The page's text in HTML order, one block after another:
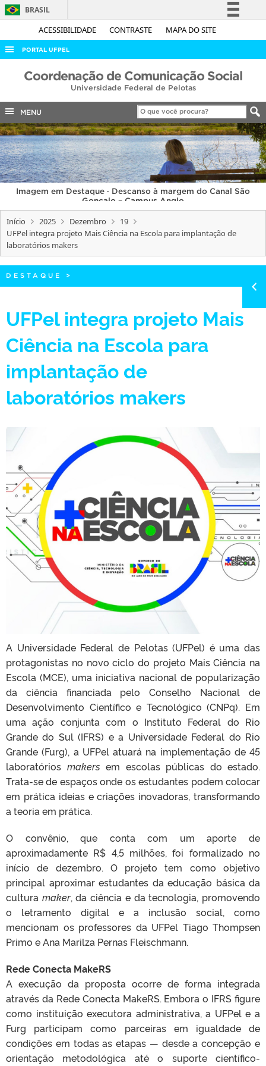
ACESSIBILIDADE CONTRASTE MAPA DO SITE
BRASIL
Simplifique!
Acesso à informação
Legislação
Canais
PORTAL UFPEL
ACESSO À INFORMAÇÃO
COBALTO
CONCURSOS
EDITAIS
INTERNACIONAL
OUVIDORIA
PORTARIAS
TELEFONES
Coordenação de Comunicação Social
Universidade Federal de Pelotas
MENU
Imagem em Destaque · Descanso à margem do Canal São
Gonçalo – Campus Anglo
Início 2025 Dezembro
19
UFPel integra projeto Mais Ciência na Escola para implantação de
laboratórios makers
DESTAQUE >
UFPel integra projeto Mais
Ciência na Escola para
implantação de
laboratórios makers
A Universidade Federal de Pelotas (UFPel) é uma das
protagonistas no novo ciclo do projeto Mais Ciência na
Escola (MCE), uma iniciativa nacional de popularização
da ciência financiada pelo Conselho Nacional de
Desenvolvimento Científico e Tecnológico (CNPq). Em
uma ação conjunta com o Instituto Federal do Rio
Grande do Sul (IFRS) e a Universidade Federal do Rio
Grande (Furg), a UFPel atuará na implementação de 45
laboratórios makersem escolas públicas do estado.
Trata-se de espaços onde os estudantes podem colocar
em prática ideias e criações inovadoras, transformando
a teoria em prática.
O convênio, que conta com um aporte de
aproximadamente R$ 4,5 milhões, foi formalizado no
início de dezembro. O projeto tem como objetivo
principal aproximar estudantes da educação básica da
cultura maker, da ciência e da tecnologia, promovendo
o letramento digital e a inclusão social, como
mencionam os professores da UFPel Tiago Thompsen
Primo e Ana Marilza Pernas Fleischmann.
Rede Conecta MakeRS
A execução da proposta ocorre de forma integrada
através da Rede Conecta MakeRS. Embora o IFRS figure
como instituição executora administrativa, a UFPel e a
Furg participam como parceiras em igualdade de
condições em todas as etapas — desde a concepção e
orientação metodológica até o suporte científico-